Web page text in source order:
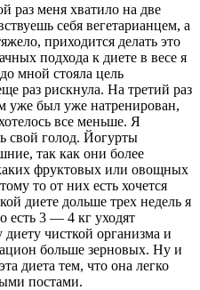
раз меня хватило на две
себя вегетарианцем, а
приходится делать это
подхода к диете в весе я
мной стояла цель
раз рискнула. На третий раз
уже был уже натренирован,
все меньше. Я
свой голод. Йогурты
так как они более
фруктовых или овощных
то от них есть хочется
диете дольше трех недель я
есть 3 — 4 кг уходят
чисткой организма и
больше зерновых. Ну и
диета тем, что она легко
постами.